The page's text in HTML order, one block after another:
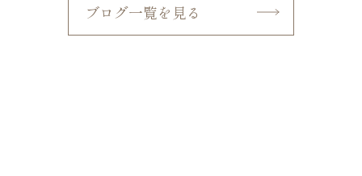
ブログ一覧を見る